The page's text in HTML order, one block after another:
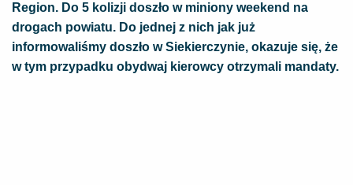
Region. Do 5 kolizji doszło w miniony weekend na
drogach powiatu. Do jednej z nich jak już
informowaliśmy doszło w Siekierczynie, okazuje się, że
w tym przypadku obydwaj kierowcy otrzymali mandaty.